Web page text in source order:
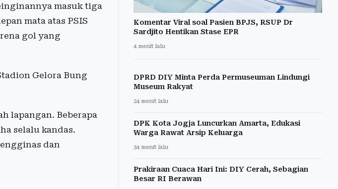
masuk tiga
mata atas PSIS
gol yang
Gelora Bung
lapangan. Beberapa
selalu kandas.
dan
Komentar Viral soal Pasien BPJS, RSUP Dr
Sardjito Hentikan Stase EPR
4 menit lalu
DPRD DIY Minta Perda Permuseuman Lindungi
Museum Rakyat
24 menit lalu
DPK Kota Jogja Luncurkan Amarta, Edukasi
Warga Rawat Arsip Keluarga
34 menit lalu
Prakiraan Cuaca Hari Ini: DIY Cerah, Sebagian
Besar RI Berawan